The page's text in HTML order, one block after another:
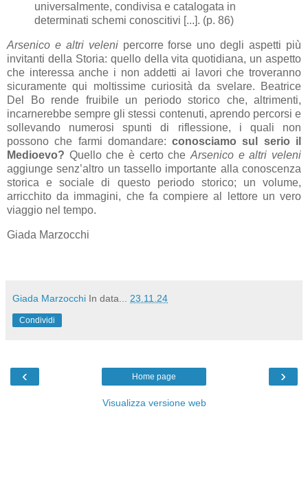
universalmente, condivisa e catalogata in
determinati schemi conoscitivi [...]. (p. 86)
Arsenico e altri velenipercorre forse uno degli aspetti più
invitanti della Storia: quello della vita quotidiana, un aspetto
che interessa anche i non addetti ai lavori che troveranno
sicuramente qui moltissime curiosità da svelare. Beatrice
Del Bo rende fruibile un periodo storico che, altrimenti,
incarnerebbe sempre gli stessi contenuti, aprendo percorsi e
sollevando numerosi spunti di riflessione, i quali non
possono che farmi domandare:conosciamo sul serio il
Medioevo? Quello che è certo che Arsenico e altri veleni
aggiunge senz’altro un tassello importante alla conoscenza
storica e sociale di questo periodo storico; un volume,
arricchito da immagini, che fa compiere al lettore un vero
viaggio nel tempo.
Giada Marzocchi
Giada Marzocchi In data... 23.11.24
Condividi
‹ ›
Home page
Visualizza versione web